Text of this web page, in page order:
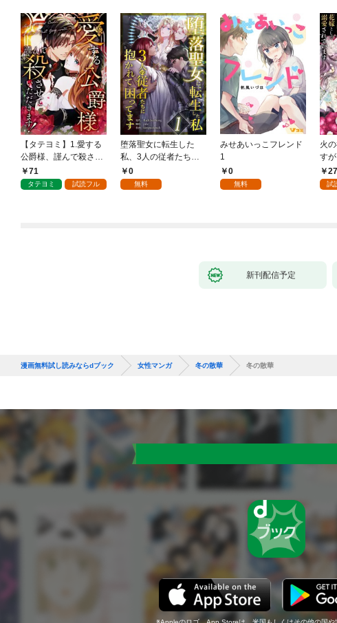
【タテヨミ】1.愛する
公爵様、謹んで殺させ
ていただきます！
71
タテヨミ 試読フル
堕落聖女に転生した
私、3人の従者たちに
抱かれて困ってます 第
1話
0
無料
みせあいっこフレンド
1
0
無料
火
す
嫁
ます
試
新刊配信予定
漫画無料試し読みならdブック 女性マンガ 冬の散華 冬の散華